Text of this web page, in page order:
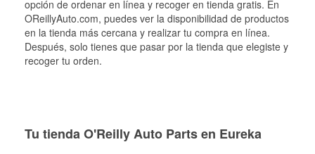
opción de ordenar en línea y recoger en tienda gratis. En
OReillyAuto.com, puedes ver la disponibilidad de productos
en la tienda más cercana y realizar tu compra en línea.
Después, solo tienes que pasar por la tienda que elegiste y
recoger tu orden.
Tu tienda O'Reilly Auto Parts en Eureka